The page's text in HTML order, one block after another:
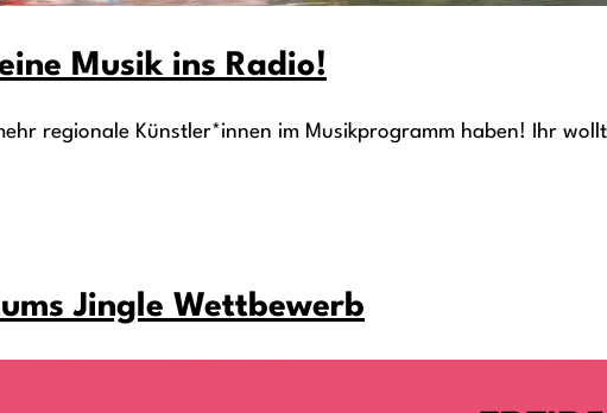
Musik ins Radio!
regionale Künstler*innen im Musikprogramm haben! Ihr
Jingle Wettbewerb